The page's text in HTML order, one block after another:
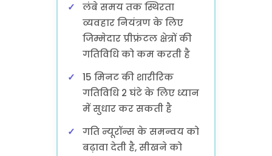
लंबे समय तक स्थिरता
व्यवहार नियंत्रण के लिए
जिम्मेदार प्रीफ्रंटल क्षेत्रों की
गतिविधि को कम करती है
15 मिनट की शारीरिक
गतिविधि 2 घंटे के लिए ध्यान
में सुधार कर सकती है
गति न्यूरॉन्स के समन्वय को
बढ़ावा देती है, सीखने को